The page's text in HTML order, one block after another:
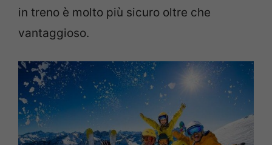
in treno è molto più sicuro oltre che
vantaggioso.